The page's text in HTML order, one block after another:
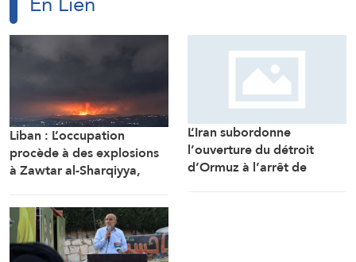
Liban : L’occupation
procède à des explosions
à Zawtar al-Sharqiyya,
bombarde Ali al-Tahir
L’Iran subordonne
l’ouverture du détroit
d’Ormuz à l’arrêt de